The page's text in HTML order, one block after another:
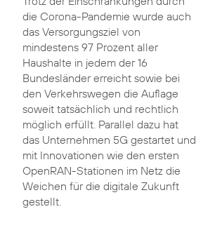
die Corona-Pandemie wurde auch
das Versorgungsziel von
mindestens 97 Prozent aller
Haushalte in jedem der 16
Bundesländer erreicht sowie bei
den Verkehrswegen die Auflage
soweit tatsächlich und rechtlich
möglich erfüllt. Parallel dazu hat
das Unternehmen 5G gestartet und
mit Innovationen wie den ersten
OpenRAN-Stationen im Netz die
Weichen für die digitale Zukunft
gestellt.